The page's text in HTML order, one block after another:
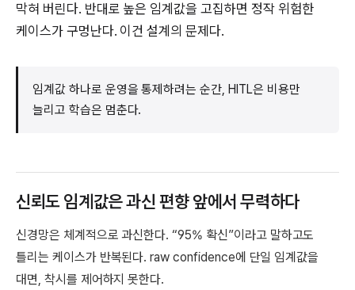
막혀 버린다. 반대로 높은 임계값을 고집하면 정작 위험한
케이스가 구멍난다. 이건 설계의 문제다.
임계값 하나로 운영을 통제하려는 순간, HITL은 비용만
늘리고 학습은 멈춘다.
신뢰도 임계값은 과신 편향 앞에서 무력하다
신경망은 체계적으로 과신한다. “95% 확신”이라고 말하고도
틀리는 케이스가 반복된다. raw confidence에 단일 임계값을
대면, 착시를 제어하지 못한다.